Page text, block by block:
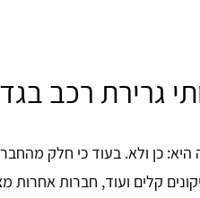
גרירת רכב
היא: כן ולא. בעוד כי חלק
קלים ועוד, חברות אחרות